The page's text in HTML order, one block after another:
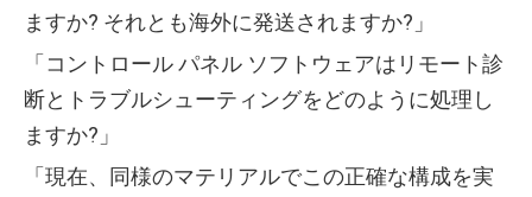
ますか? それとも海外に発送されますか?」
「コントロール パネル ソフトウェアはリモート診
断とトラブルシューティングをどのように処理し
ますか?」
「現在、同様のマテリアルでこの正確な構成を実